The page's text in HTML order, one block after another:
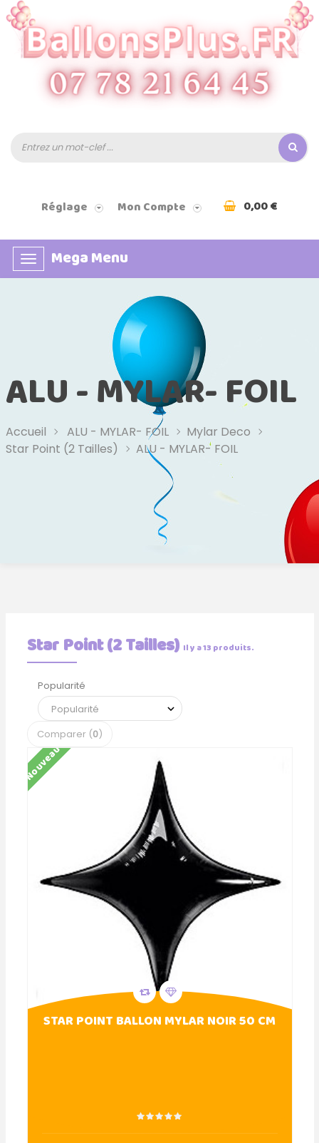
Réglage Mon Compte 0,00 €
Basculer
la
Mega Menu
ALU - MYLAR- FOIL
Accueil ALU - MYLAR- FOIL
Mylar Deco
Star Point (2 Tailles)
ALU - MYLAR- FOIL
Star Point (2 Tailles) Il y a 13 produits.
Popularité
Comparer (0)
Nouveau
STAR POINT BALLON MYLAR NOIR 50 CM